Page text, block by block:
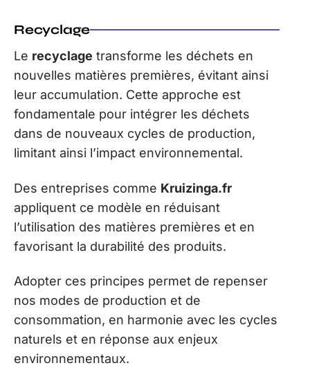
Recyclage
Le recyclage transforme les déchets en
nouvelles matières premières, évitant ainsi
leur accumulation. Cette approche est
fondamentale pour intégrer les déchets
dans de nouveaux cycles de production,
limitant ainsi l’impact environnemental.
Des entreprises comme Kruizinga.fr
appliquent ce modèle en réduisant
l’utilisation des matières premières et en
favorisant la durabilité des produits.
Adopter ces principes permet de repenser
nos modes de production et de
consommation, en harmonie avec les cycles
naturels et en réponse aux enjeux
environnementaux.